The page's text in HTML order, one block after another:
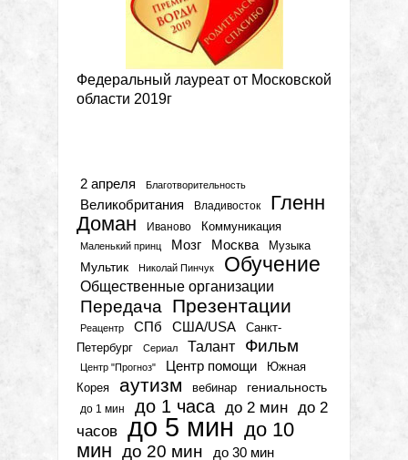
Федеральный лауреат от Московской
области 2019г
2 апреля Благотворительность
Великобритания Владивосток
Гленн
Доман
Иваново Коммуникация
Маленький принц Мозг Москва Музыка
Мультик Николай Пинчук Обучение
Общественные организации
Передача Презентации
Реацентр СПб США/USA
Санкт-
Петербург
Сериал Талант Фильм
Центр "Прогноз" Центр помощи
Южная
Корея
аутизм вебинар гениальность
до 1 мин до 1 часа до 2 мин до 2
часов до 5 мин до 10
мин до 20 мин до 30 мин